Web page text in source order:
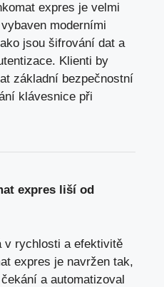
expres je velmi
moderními
jsou šifrování dat a
Klienti by
základní bezpečnostní
klávesnice při
expres liší od
rychlosti a efektivitě
expres je navržen tak,
a automatizoval